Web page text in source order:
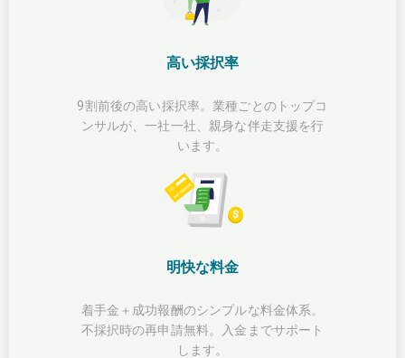
高い採択率
9割前後の高い採択率。業種ごとのトップコ
ンサルが、一社一社、親身な伴走支援を行
います。
明快な料金
着手金＋成功報酬のシンプルな料金体系。
不採択時の再申請無料。入金までサポート
します。